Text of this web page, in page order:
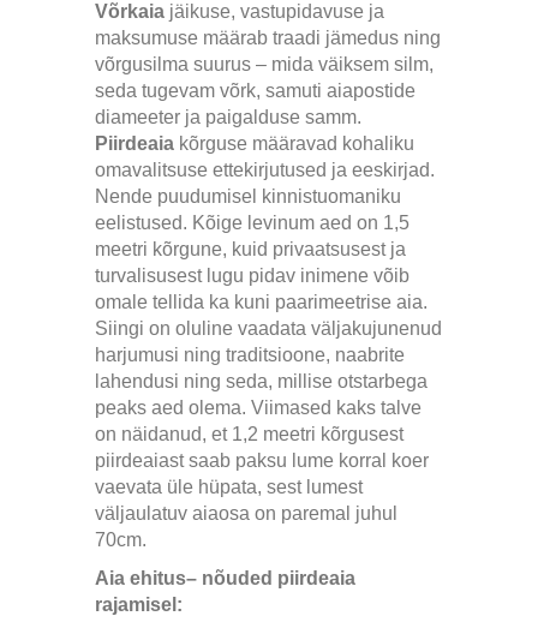
Võrkaia jäikuse, vastupidavuse ja
maksumuse määrab traadi jämedus ning
võrgusilma suurus – mida väiksem silm,
seda tugevam võrk, samuti aiapostide
diameeter ja paigalduse samm.
Piirdeaia kõrguse määravad kohaliku
omavalitsuse ettekirjutused ja eeskirjad.
Nende puudumisel kinnistuomaniku
eelistused. Kõige levinum aed on 1,5
meetri kõrgune, kuid privaatsusest ja
turvalisusest lugu pidav inimene võib
omale tellida ka kuni paarimeetrise aia.
Siingi on oluline vaadata väljakujunenud
harjumusi ning traditsioone, naabrite
lahendusi ning seda, millise otstarbega
peaks aed olema. Viimased kaks talve
on näidanud, et 1,2 meetri kõrgusest
piirdeaiast saab paksu lume korral koer
vaevata üle hüpata, sest lumest
väljaulatuv aiaosa on paremal juhul
70cm.
Aia ehitus– nõuded piirdeaia
rajamisel: